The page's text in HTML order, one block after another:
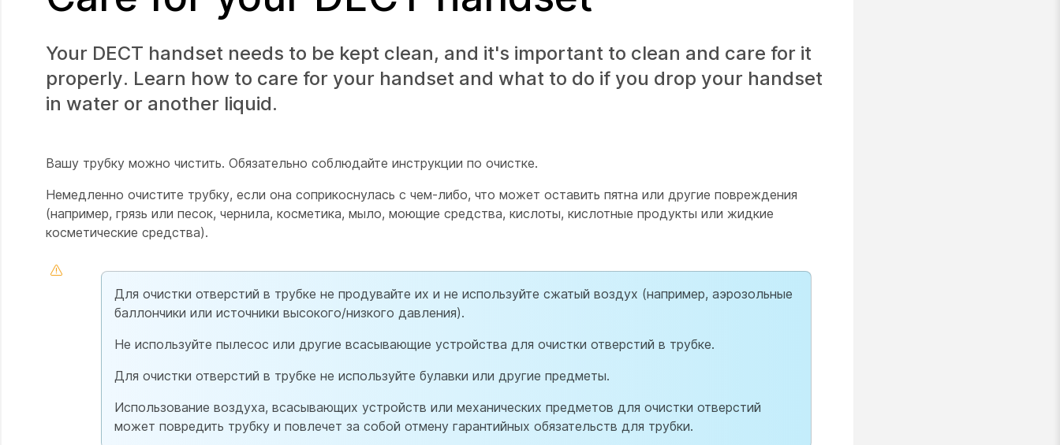
Your DECT handset needs to be kept clean, and it's important to clean and care for it
properly. Learn how to care for your handset and what to do if you drop your handset
in water or another liquid.
Вашу трубку можно чистить. Обязательно соблюдайте инструкции по очистке.
Немедленно очистите трубку, если она соприкоснулась с чем-либо, что может оставить пятна или другие повреждения
(например, грязь или песок, чернила, косметика, мыло, моющие средства, кислоты, кислотные продукты или жидкие
косметические средства).
Для очистки отверстий в трубке не продувайте их и не используйте сжатый воздух (например, аэрозольные
баллончики или источники высокого/низкого давления).
Не используйте пылесос или другие всасывающие устройства для очистки отверстий в трубке.
Для очистки отверстий в трубке не используйте булавки или другие предметы.
Использование воздуха, всасывающих устройств или механических предметов для очистки отверстий
может повредить трубку и повлечет за собой отмену гарантийных обязательств для трубки.